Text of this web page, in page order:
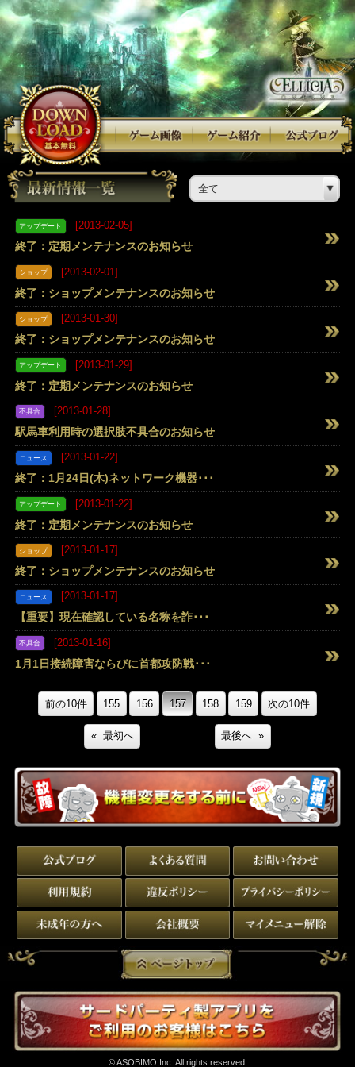
全て
アップデート [2013-02-05]
終了：定期メンテナンスのお知らせ
ショップ [2013-02-01]
終了：ショップメンテナンスのお知らせ
ショップ [2013-01-30]
終了：ショップメンテナンスのお知らせ
アップデート [2013-01-29]
終了：定期メンテナンスのお知らせ
[2013-01-28]
駅馬車利用時の選択肢不具合のお知らせ
ニュース [2013-01-22]
終了：1月24日(木)ネットワーク機器･･･
アップデート [2013-01-22]
終了：定期メンテナンスのお知らせ
ショップ [2013-01-17]
終了：ショップメンテナンスのお知らせ
ニュース [2013-01-17]
【重要】現在確認している名称を詐･･･
1月1日接続障害ならびに首都攻防戦･･･
« 最初へ 最後へ »